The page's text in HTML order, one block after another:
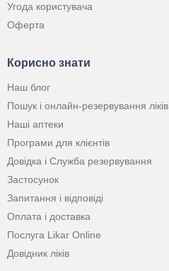
Угода користувача
Оферта
Корисно знати
Наш блог
Пошук і онлайн-резервування ліків
Наші аптеки
Програми для клієнтів
Довідка і Служба резервування
Застосунок
Запитання і відповіді
Оплата і доставка
Послуга Likar Online
Довідник ліків